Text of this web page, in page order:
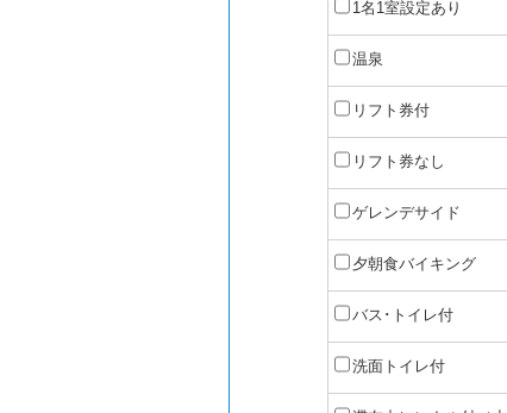
1名1室設定あり
温泉
リフト券付
リフト券なし
ゲレンデサイド
夕朝食バイキング
バス･トイレ付
洗面トイレ付